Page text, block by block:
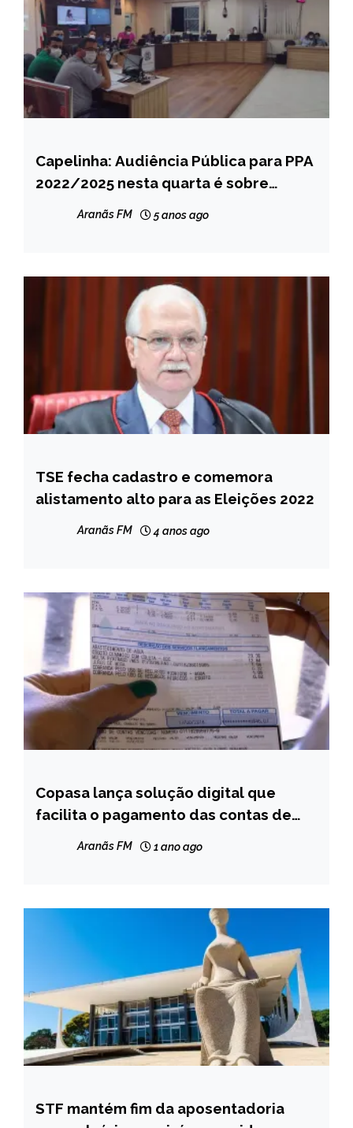
CAPELINHA
NOTÍCIAS
Capelinha: Audiência Pública para PPA
2022/2025 nesta quarta é sobre
Aranãs FM 5 anos ago
BRASIL
NOTÍCIAS
TSE fecha cadastro e comemora
alistamento alto para as Eleições 2022
Aranãs FM 4 anos ago
CAPELINHA
MINAS
Copasa lança solução digital que
facilita o pagamento das contas de
Aranãs FM 1 ano ago
BRASIL
STF mantém fim da aposentadoria